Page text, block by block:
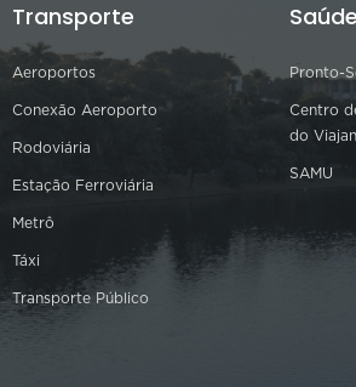
Transporte
Aeroportos
Conexão Aeroporto
Rodoviária
Estação Ferroviária
Metrô
Táxi
Transporte Público
Saúde
Pronto-
Centro
do
SAMU